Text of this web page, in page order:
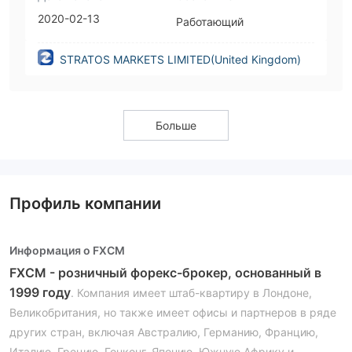
2020-02-13
Работающий
STRATOS MARKETS LIMITED(United Kingdom)
Больше
Профиль компании
Информация о FXCM
FXCM - розничный форекс-брокер, основанный в
1999 году. Компания имеет штаб-квартиру в Лондоне,
Великобритания, но также имеет офисы и партнеров в ряде
других стран, включая Австралию, Германию, Францию,